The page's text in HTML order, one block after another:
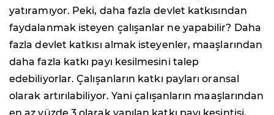
yatıramıyor. Peki, daha fazla devlet katkısından
faydalanmak isteyen çalışanlar ne yapabilir? Daha
fazla devlet katkısı almak isteyenler, maaşlarından
daha fazla katkı payı kesilmesini talep
edebiliyorlar. Çalışanların katkı payları oransal
olarak artırılabiliyor. Yani çalışanların maaşlarından
en az yüzde 3 olarak yapılan katkı payı kesintisi,